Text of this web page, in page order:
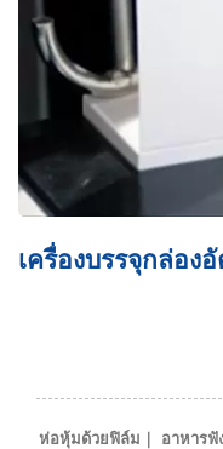
เครื่องพันเ
ห่อหุ้มด้วยฟิล์ม｜ อาหารฟั